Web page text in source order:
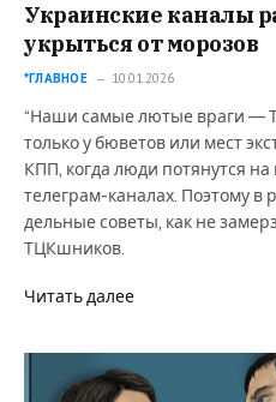
Украинские каналы
укрыться от морозов
*ГЛАВНОЕ 10.01.2026
“Наши самые лютые враги —
только у бюветов или мест
КПП, когда люди потянутся на
телеграм-каналах. Поэтому в
дельные советы, как не
ТЦКшников.
Читать далее